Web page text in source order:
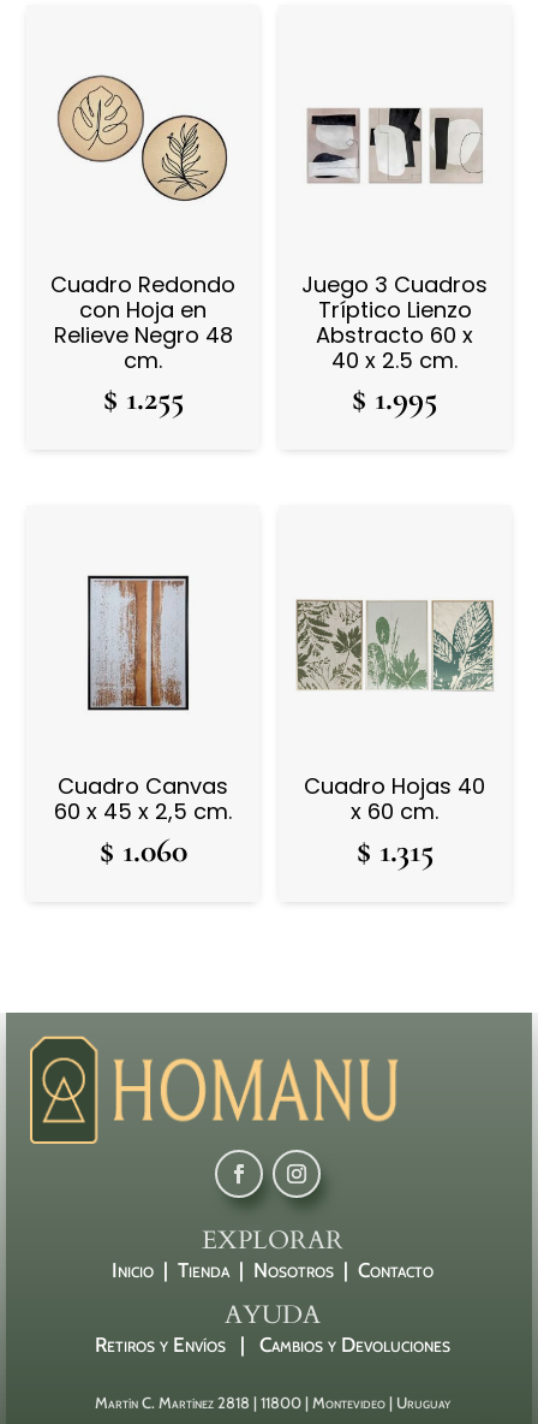
Cuadro Redondo
con Hoja en
Relieve Negro 48
cm.
$ 1.255
Juego 3 Cuadros
Tríptico Lienzo
Abstracto 60 x
40 x 2.5 cm.
$ 1.995
Cuadro Canvas
60 x 45 x 2,5 cm.
$ 1.060
Cuadro Hojas 40
x 60 cm.
$ 1.315
EXPLORAR
Inicio | Tienda | Nosotros | Contacto
AYUDA
Retiros y Envíos | Cambios y Devoluciones
Martín C. Martínez 2818 | 11800 | Montevideo | Uruguay